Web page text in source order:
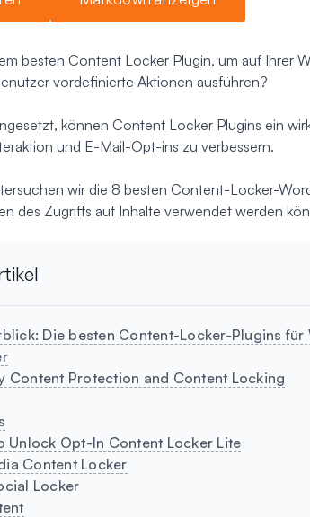
besten Content Locker Plugin, um auf Ihrer
vordefinierte Aktionen ausführen?
können Content Locker Plugins ein
und E-Mail-Opt-ins zu verbessern.
wir die 8 besten Content-Locker-
des Zugriffs auf Inhalte verwendet werden
Die besten Content-Locker-Plugins für
Content Protection and Content Locking
Unlock Opt-In Content Locker Lite
Content Locker
Locker